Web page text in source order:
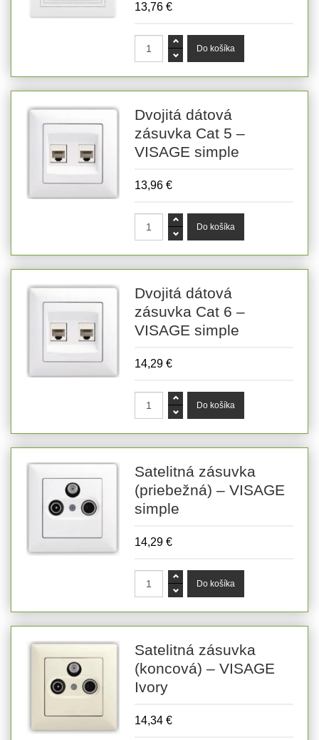
13,76 €
Dvojitá dátová
zásuvka Cat 5 –
VISAGE simple
13,96 €
Dvojitá dátová
zásuvka Cat 6 –
VISAGE simple
14,29 €
Satelitná zásuvka
(priebežná) – VISAGE
simple
14,29 €
Satelitná zásuvka
(koncová) – VISAGE
Ivory
14,34 €